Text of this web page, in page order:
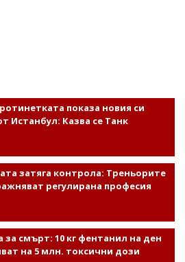
показа новия си
Истанбул: Казва се Танк
затяга контрола: Треньорите
регулирана професия
за смърт: 10 кг фентанил на ден
на 5 млн. токсични дози